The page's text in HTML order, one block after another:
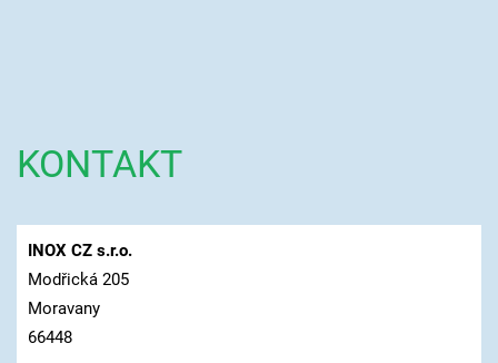
KONTAKT
INOX CZ s.r.o.
Modřická 205
Moravany
66448